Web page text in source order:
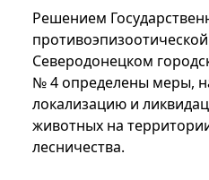
Решением
Северодонецком
№ 4 определены меры,
локализацию и
животных на
лесничества.